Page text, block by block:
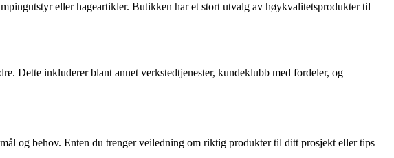
eller hageartikler. Butikken har et stort utvalg av høykvalitetsprodukter til
Dette inkluderer blant annet verkstedtjenester, kundeklubb med fordeler, og
og behov. Enten du trenger veiledning om riktig produkter til ditt prosjekt eller tips